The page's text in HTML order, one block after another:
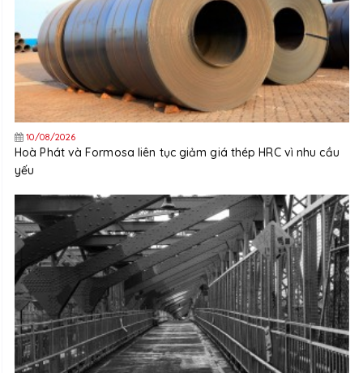
10/08/2026
Hoà Phát và Formosa liên tục giảm giá thép HRC vì nhu cầu
yếu